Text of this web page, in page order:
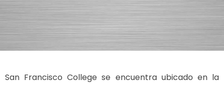
San Francisco College se encuentra ubicado en la